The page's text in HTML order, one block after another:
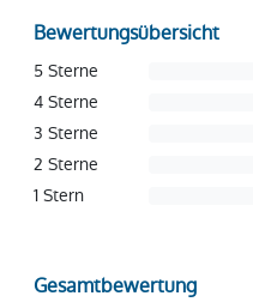
Bewertungsübersicht
5 Sterne
4 Sterne
3 Sterne
2 Sterne
1 Stern
Gesamtbewertung